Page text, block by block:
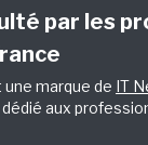
par les
marque de IT
aux